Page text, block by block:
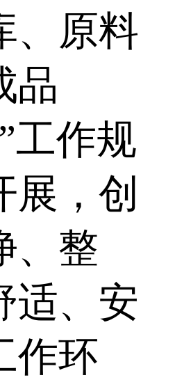
、原料
品
工作规
展，创
、整
适、安
作环